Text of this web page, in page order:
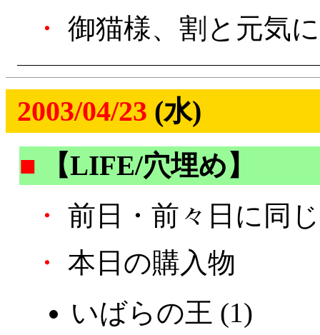
・
御猫様、割と元気
2003/04/23 (水)
■
【LIFE/穴埋め】
・
前日・前々日に同
・
本日の購入物
いばらの王 (1)